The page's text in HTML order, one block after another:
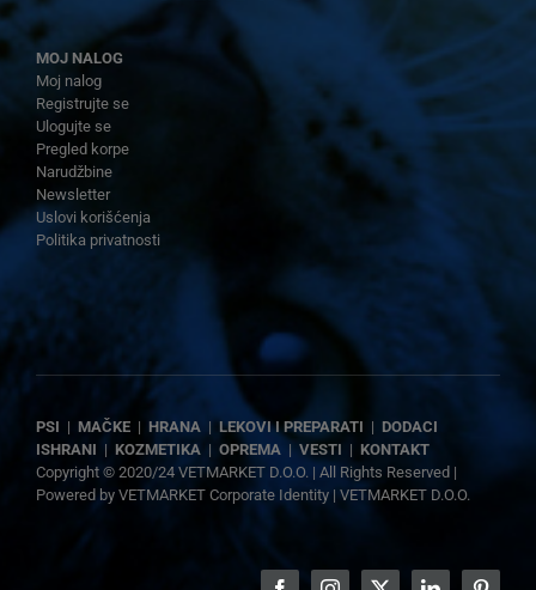
MOJ NALOG
Moj nalog
Registrujte se
Ulogujte se
Pregled korpe
Narudžbine
Newsletter
Uslovi korišćenja
Politika privatnosti
PSI | MAČKE| HRANA | LEKOVI I PREPARATI | DODACI
ISHRANI | KOZMETIKA | OPREMA | VESTI | KONTAKT
Copyright © 2020/24 VETMARKET D.O.O. | All Rights Reserved |
Powered by VETMARKET Corporate Identity| VETMARKET D.O.O.